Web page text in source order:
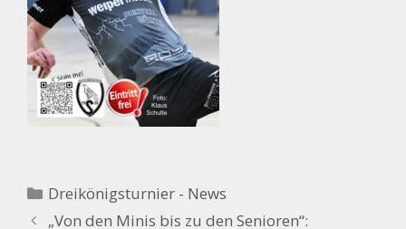
Kategorien
Dreikönigsturnier - News
„Von den Minis bis zu den Senioren“: